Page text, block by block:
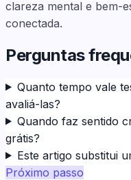
clareza mental e bem-
conectada.
Perguntas
Quanto tempo vale
avaliá-las?
Quando faz sentido
grátis?
Este artigo substitui
Próximo passo